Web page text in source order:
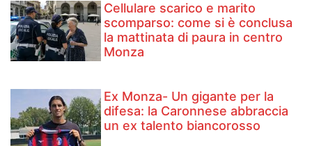
Cellulare scarico e marito
scomparso: come si è conclusa
la mattinata di paura in centro
Monza
Ex Monza- Un gigante per la
difesa: la Caronnese abbraccia
un ex talento biancorosso